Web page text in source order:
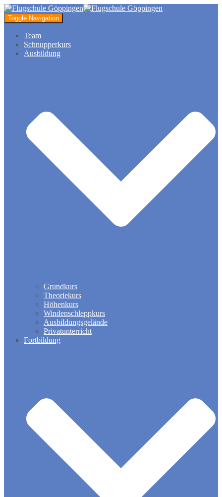
Toggle Navigation
Team
Schnupperkurs
Ausbildung
Grundkurs
Theoriekurs
Höhenkurs
Windenschleppkurs
Ausbildungsgelände
Privatunterricht
Fortbildung